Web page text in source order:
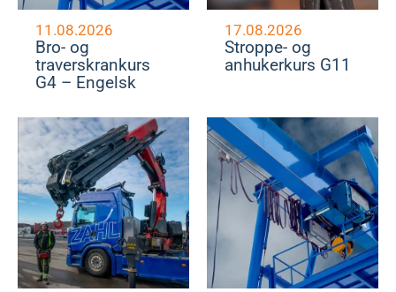
11.08.2026
Bro- og
traverskrankurs
G4 – Engelsk
17.08.2026
Stroppe- og
anhukerkurs G11